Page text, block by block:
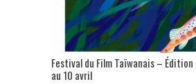
Festival du Film Taïwanais –
au 10 avril